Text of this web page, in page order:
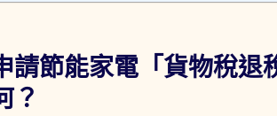
請節能家電「貨物稅退
？